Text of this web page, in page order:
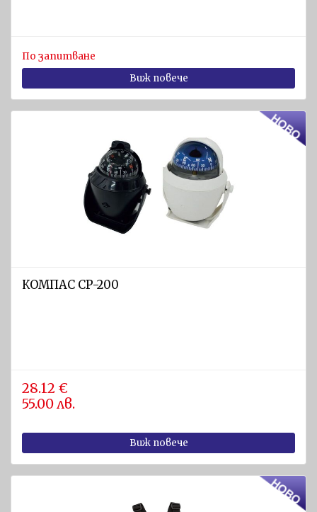
По запитване
Виж повече
КОМПАС CP-200
28.12 €
55.00 лв.
Виж повече